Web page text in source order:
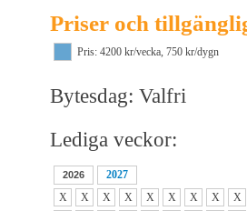
Priser och
Pris: 4200 kr/vecka, 750 kr/dygn
Bytesdag: Valfri
Lediga veckor:
2026
2027
X
X X X X X X X X